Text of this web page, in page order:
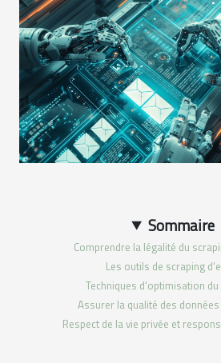
Sommaire
Comprendre la légalité du
Les outils de scraping
Techniques d'optimisation
Assurer la qualité des
Respect de la vie privée et